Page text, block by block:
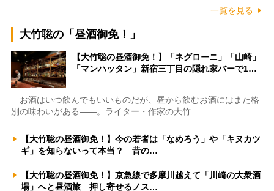
一覧を見る
大竹聡の「昼酒御免！」
【大竹聡の昼酒御免！】「ネグローニ」「山崎」
「マンハッタン」新宿三丁目の隠れ家バーで1…
お酒はいつ飲んでもいいものだが、昼から飲むお酒にはまた格
別の味わいがある――。ライター・作家の大竹…
【大竹聡の昼酒御免！】今の若者は「なめろう」や「キヌカツ
ギ」を知らないって本当？ 昔の…
【大竹聡の昼酒御免！】京急線で多摩川越えて「川崎の大衆酒
場」へと昼酒旅 押し寄せるノス…